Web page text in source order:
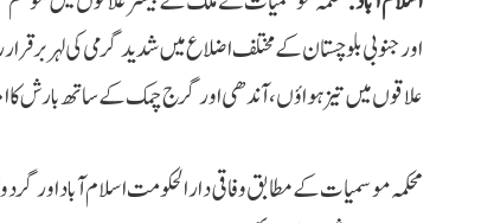
اور جنوبی بلوچستان کے مختلف اضلاع میں شدید گرمی کی لہر
علاقوں میں تیز ہواؤں، آندھی اور گرج چمک کے ساتھ بارش
محکمہ موسمیات کے مطابق وفاقی دارالحکومت اسلام آباد اور